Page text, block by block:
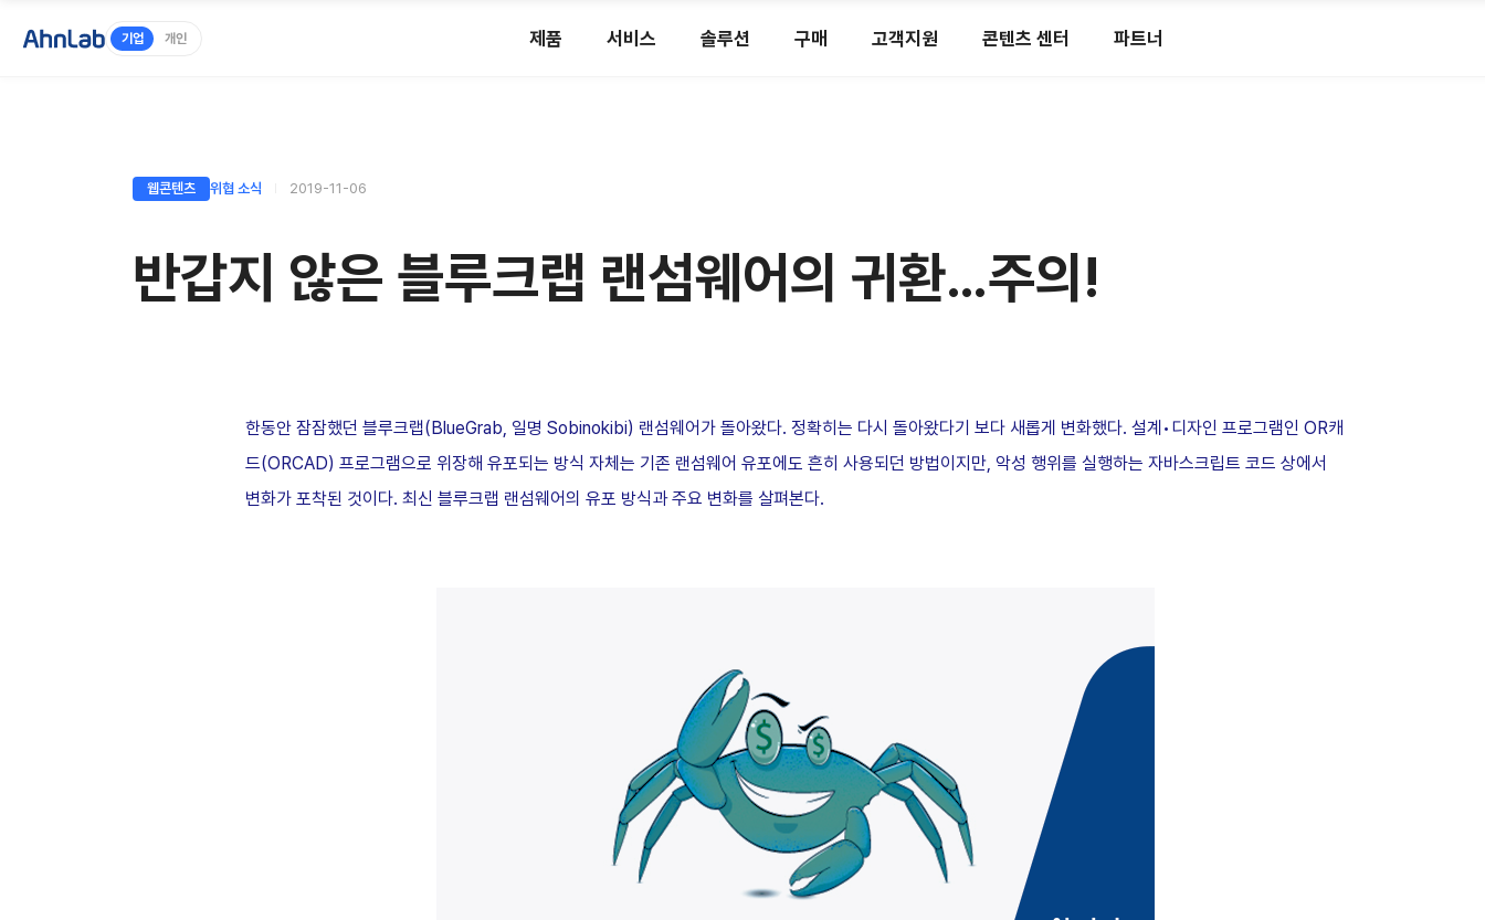
기업 개인 제품 서비스 솔루션 구매 고객지원 콘텐츠 센터 파트너
웹콘텐츠 위협 소식 2019-11-06
반갑지 않은 블루크랩 랜섬웨어의 귀환…주의!
한동안 잠잠했던 블루크랩(BlueGrab, 일명 Sobinokibi) 랜섬웨어가 돌아왔다. 정확히는 다시 돌아왔다기 보다 새롭게 변화했다. 설계•디자인 프로그램인 OR캐
드(ORCAD) 프로그램으로 위장해 유포되는 방식 자체는 기존 랜섬웨어 유포에도 흔히 사용되던 방법이지만, 악성 행위를 실행하는 자바스크립트 코드 상에서
변화가 포착된 것이다. 최신 블루크랩 랜섬웨어의 유포 방식과 주요 변화를 살펴본다.